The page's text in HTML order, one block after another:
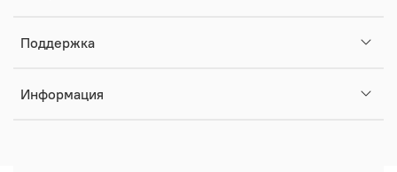
Поддержка
Информация